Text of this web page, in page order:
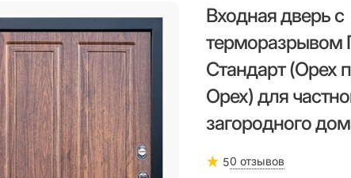
Входная дверь с
Стандарт (Орех
Орех) для
загородного
50 отзывов